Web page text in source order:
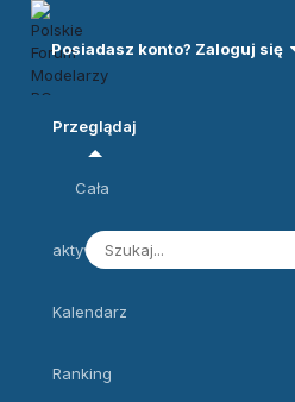
Posiadasz konto? Zaloguj się
Przeglądaj
Cała
aktywność
Kalendarz
Ranking